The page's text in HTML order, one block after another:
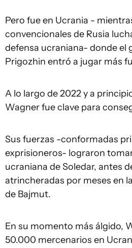
Pero fue en Ucrania -
convencionales de Rusia
defensa ucraniana- donde el
Prigozhin entró a jugar más
A lo largo de 2022 y a
Wagner fue clave para
Sus fuerzas -conformadas
exprisioneros- lograron
ucraniana de Soledar, antes
atrincheradas por meses en
de Bajmut.
En su momento más álgido,
50.000 mercenarios en